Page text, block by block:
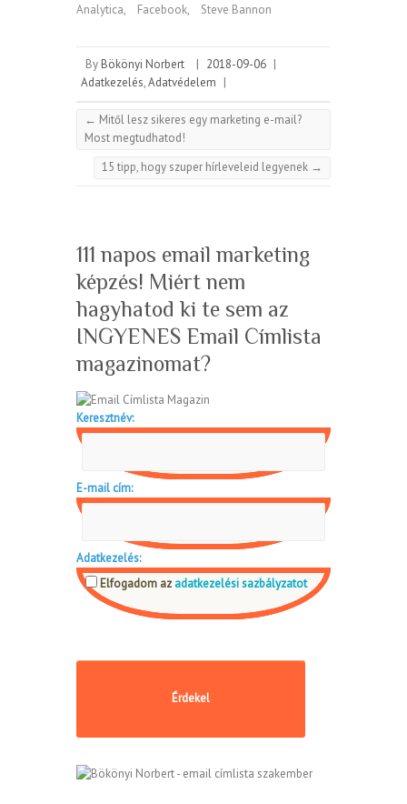
Analytica, Facebook, Steve Bannon
By Bökönyi Norbert | 2018-09-06 |
Adatkezelés,Adatvédelem |
← Mitől lesz sikeres egy marketing e-mail?
Most megtudhatod!
15 tipp, hogy szuper hírleveleid legyenek →
111 napos email marketing
képzés! Miért nem
hagyhatod ki te sem az
INGYENES Email Címlista
magazinomat?
Keresztnév:
E-mail cím:
Adatkezelés:
Elfogadom az adatkezelési sazbályzatot